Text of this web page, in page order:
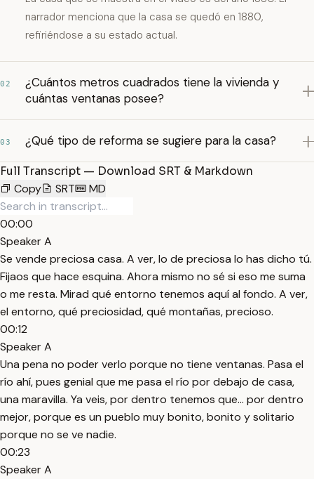
narrador menciona que la casa se quedó en 1880,
refiriéndose a su estado actual.
02
¿Cuántos metros cuadrados tiene la vivienda y
cuántas ventanas posee?
03 ¿Qué tipo de reforma se sugiere para la casa?
Full Transcript — Download SRT & Markdown
Copy
SRT MD
00:00
Speaker A
Se vende preciosa casa. A ver, lo de preciosa lo has dicho tú.
Fijaos que hace esquina. Ahora mismo no sé si eso me suma
o me resta. Mirad qué entorno tenemos aquí al fondo. A ver,
el entorno, qué preciosidad, qué montañas, precioso.
00:12
Speaker A
Una pena no poder verlo porque no tiene ventanas. Pasa el
río ahí, pues genial que me pasa el río por debajo de casa,
una maravilla. Ya veis, por dentro tenemos que... por dentro
mejor, porque es un pueblo muy bonito, bonito y solitario
porque no se ve nadie.
00:23
Speaker A